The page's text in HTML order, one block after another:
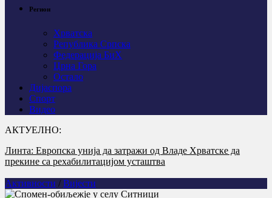
Регион
Хрватска
Република Српска
Федерација БиХ
Црна Гора
Остало
Дијаспора
Спорт
Видео
АКТУЕЛНО:
Линта: Европска унија да затражи од Владе Хрватске да
прекине са рехабилитацијом усташтва
У Горњем Селишту код Глине обиљежена 31 година од
убиства Срба у „Олуји“
Активности / Вијести